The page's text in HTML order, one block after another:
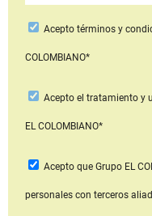
Aceptotérminos y
COLOMBIANO*
Acepto el tratamiento y
EL COLOMBIANO*
Acepto que Grupo EL
personales con terceros